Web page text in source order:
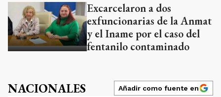
Excarcelaron a dos
exfuncionarias de la Anmat
y el Iname por el caso del
fentanilo contaminado
NACIONALES Añadir como fuente en